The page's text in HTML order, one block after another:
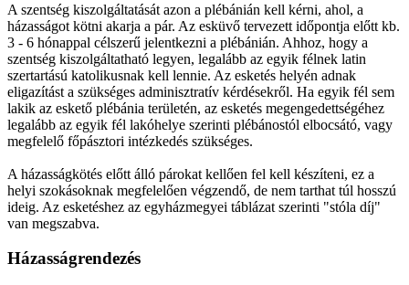
A szentség kiszolgáltatását azon a plébánián kell kérni, ahol, a
házasságot kötni akarja a pár. Az esküvő tervezett időpontja előtt kb.
3 - 6 hónappal célszerű jelentkezni a plébánián. Ahhoz, hogy a
szentség kiszolgáltatható legyen, legalább az egyik félnek latin
szertartású katolikusnak kell lennie. Az esketés helyén adnak
eligazítást a szükséges adminisztratív kérdésekről. Ha egyik fél sem
lakik az eskető plébánia területén, az esketés megengedettségéhez
legalább az egyik fél lakóhelye szerinti plébánostól elbocsátó, vagy
megfelelő főpásztori intézkedés szükséges.
A házasságkötés előtt álló párokat kellően fel kell készíteni, ez a
helyi szokásoknak megfelelően végzendő, de nem tarthat túl hosszú
ideig. Az esketéshez az egyházmegyei táblázat szerinti "stóla díj"
van megszabva.
Házasságrendezés